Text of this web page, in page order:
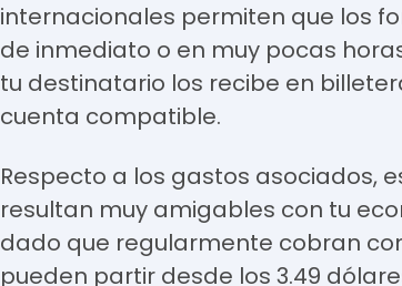
internacionales permiten que los
de inmediato o en muy pocas
tu destinatario los recibe en
cuenta compatible.
Respecto a los gastos asociados,
resultan muy amigables con tu
dado que regularmente cobran
pueden partir desde los 3.49